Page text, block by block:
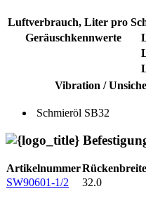
Luftverbrauch, Liter pro
Geräuschkennwerte
Vibration /
Schmieröl SB32
ArtikelnummerRückenbreite
SW90601-1/2
32.0